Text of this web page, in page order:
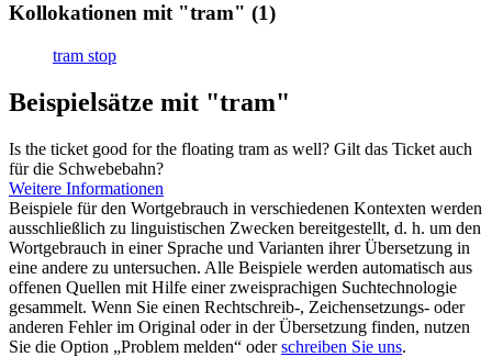
Kollokationen mit "tram" (1)
tram stop
Beispielsätze mit "tram"
Is the ticket good for the floating tram as well? Gilt das Ticket auch
für die Schwebebahn?
Weitere Informationen
Beispiele für den Wortgebrauch in verschiedenen Kontexten werden
ausschließlich zu linguistischen Zwecken bereitgestellt, d. h. um den
Wortgebrauch in einer Sprache und Varianten ihrer Übersetzung in
eine andere zu untersuchen. Alle Beispiele werden automatisch aus
offenen Quellen mit Hilfe einer zweisprachigen Suchtechnologie
gesammelt. Wenn Sie einen Rechtschreib-, Zeichensetzungs- oder
anderen Fehler im Original oder in der Übersetzung finden, nutzen
Sie die Option „Problem melden“ oderschreiben Sie uns.